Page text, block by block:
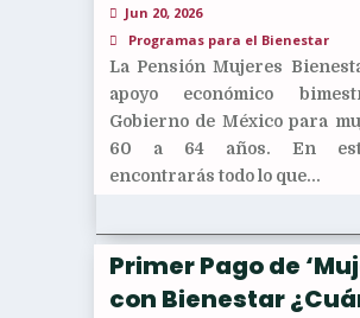
Jun 20, 2026
Programas para el Bienestar
La Pensión Mujeres
apoyo económico
Gobierno de México para
60 a 64 años. En
encontrarás todo lo que...
Primer Pago de
con Bienestar